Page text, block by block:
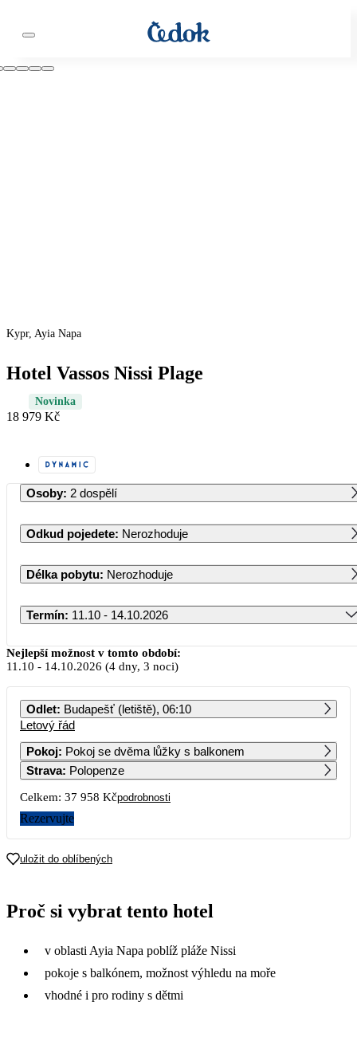
Kypr, Ayia Napa
Hotel Vassos Nissi Plage
Novinka
18 979 Kč
Osoby: 2 dospělí
Odkud pojedete: Nerozhoduje
Délka pobytu: Nerozhoduje
Termín: 11.10 - 14.10.2026
Říjen 2026
PO ÚT ST ČT PÁ SO NE
5 6
12
15 879
19
17 989
20
18 959
33 079
Nejlepší možnost v tomto období:
11.10 - 14.10.2026 (4 dny, 3 noci)
Odlet: Budapešť (letiště), 06:10
Letový řád
Pokoj:
Pokoj se dvěma lůžky s balkonem
Strava: Polopenze
Celkem: 37 958 Kčpodrobnosti
Rezervujte
uložit do oblíbených
Proč si vybrat tento hotel
v oblasti Ayia Napa poblíž pláže Nissi
pokoje s balkónem, možnost výhledu na moře
vhodné i pro rodiny s dětmi